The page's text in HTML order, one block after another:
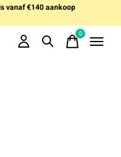
vanaf €140 aankoop
0items